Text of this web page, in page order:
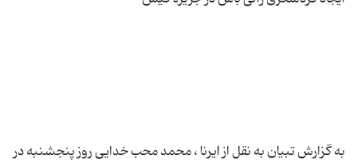
به گزارش تبیان به نقل از ایرنا ، محمد محب خدایی روز پنجشنبه در